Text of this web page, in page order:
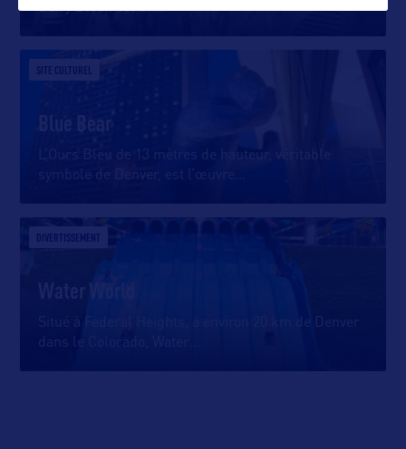
Dairy Block est un…
SITE CULTUREL
Blue Bear
L’Ours Bleu de 13 mètres de hauteur, véritable
symbole de Denver, est l’œuvre
DIVERTISSEMENT
Water World
Situé à Federal Heights, à environ 20 km de Denver
dans le Colorado, Water